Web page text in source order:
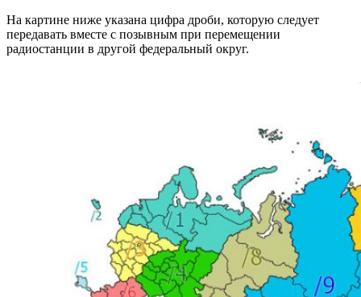
На картине ниже указана цифра дроби, которую следует
передавать вместе с позывным при перемещении
радиостанции в другой федеральный округ.